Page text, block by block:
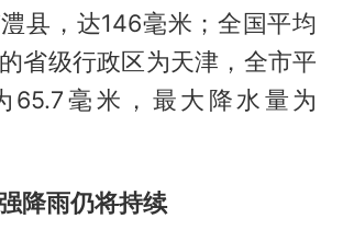
县，达146毫米；全国平均
省级行政区为天津，全市平
65.7毫米，最大降水量为
降雨仍将持续